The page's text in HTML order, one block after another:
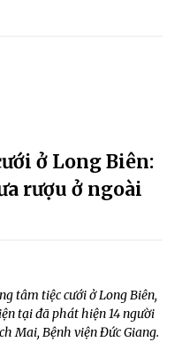
ở Long Biên:
rượu ở ngoài
tâm tiệc cưới ở Long Biên,
tại đã phát hiện 14 người
Mai, Bệnh viện Đức Giang.